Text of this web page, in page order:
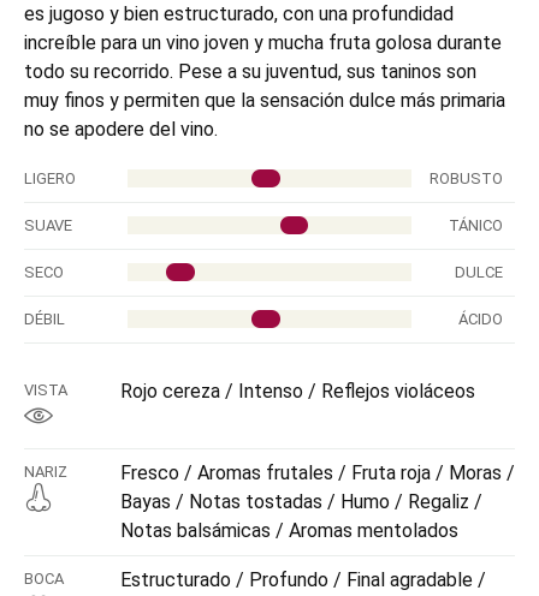
es jugoso y bien estructurado, con una profundidad
increíble para un vino joven y mucha fruta golosa durante
todo su recorrido. Pese a su juventud, sus taninos son
muy finos y permiten que la sensación dulce más primaria
no se apodere del vino.
LIGERO ROBUSTO
SUAVE TÁNICO
SECO DULCE
DÉBIL ÁCIDO
VISTA Rojo cereza / Intenso / Reflejos violáceos
NARIZ
Fresco / Aromas frutales / Fruta roja / Moras /
Bayas / Notas tostadas / Humo / Regaliz /
Notas balsámicas / Aromas mentolados
BOCA Estructurado / Profundo / Final agradable /